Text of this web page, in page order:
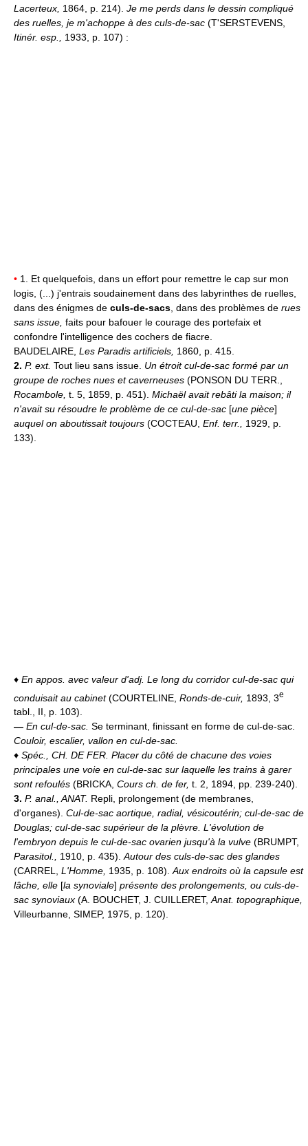
Lacerteux, 1864, p. 214). Je me perds dans le dessin compliqué
des ruelles, je m'achoppe à des culs-de-sac (T'SERSTEVENS,
Itinér. esp., 1933, p. 107) :
• 1. Et quelquefois, dans un effort pour remettre le cap sur mon
logis, (...) j'entrais soudainement dans des labyrinthes de ruelles,
dans des énigmes de culs-de-sacs , dans des problèmes de rues
sans issue, faits pour bafouer le courage des portefaix et
confondre l'intelligence des cochers de fiacre.
BAUDELAIRE, Les Paradis artificiels, 1860, p. 415.
2. P. ext. Tout lieu sans issue. Un étroit cul-de-sac formé par un
groupe de roches nues et caverneuses (PONSON DU TERR.,
Rocambole, t. 5, 1859, p. 451). Michaël avait rebâti la maison; il
n'avait su résoudre le problème de ce cul-de-sac [une pièce]
auquel on aboutissait toujours (COCTEAU, Enf. terr., 1929, p.
133).
♦ En appos. avec valeur d'adj. Le long du corridor cul-de-sac qui
conduisait au cabinet(COURTELINE, Ronds-de-cuir, 1893, 3e
tabl., II, p. 103).
— En cul-de-sac. Se terminant, finissant en forme de cul-de-sac.
Couloir, escalier, vallon en cul-de-sac.
♦ Spéc., CH. DE FER. Placer du côté de chacune des voies
principales une voie en cul-de-sac sur laquelle les trains à garer
sont refoulés (BRICKA, Cours ch. de fer, t. 2, 1894, pp. 239-240).
3. P. anal.,ANAT. Repli, prolongement (de membranes,
d'organes). Cul-de-sac aortique, radial, vésicoutérin; cul-de-sac de
Douglas; cul-de-sac supérieur de la plèvre. L'évolution de
l'embryon depuis le cul-de-sac ovarien jusqu'à la vulve (BRUMPT,
Parasitol., 1910, p. 435).Autour des culs-de-sac des glandes
(CARREL, L'Homme, 1935, p. 108).Aux endroits où la capsule est
lâche, elle [la synoviale] présente des prolongements, ou culs-de-
sac synoviaux (A. BOUCHET, J. CUILLERET,Anat. topographique,
Villeurbanne, SIMEP, 1975, p. 120).